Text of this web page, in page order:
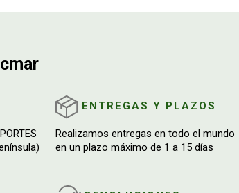
ENTREGAS Y PLAZOS
Realizamos entregas en todo el mundo
en un plazo máximo de 1 a 15 días